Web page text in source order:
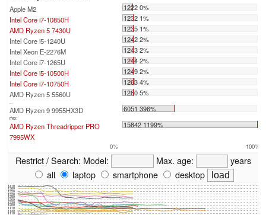
Apple M2
1222 0%
Intel Core i7-10850H
1232 1%
AMD Ryzen 5 7430U
1235 1%
Intel Core i5-1240U
1242 2%
Intel Xeon E-2276M
1243 2%
Intel Core i7-1265U
1244 2%
Intel Core i5-10500H
1249 2%
Intel Core i7-10750H
1263 4%
AMD Ryzen 5 5560U
1280 5%
AMD Ryzen 9 9955HX3D 6051 396%
max:
AMD Ryzen Threadripper PRO
7995WX
15842 1199%
0% 100%
Restrict / Search: Model: Max. age:
years
all
laptop smartphone desktop
1110
1140
1170
1200
1230
1260
1290
1320
1350
1380
1410